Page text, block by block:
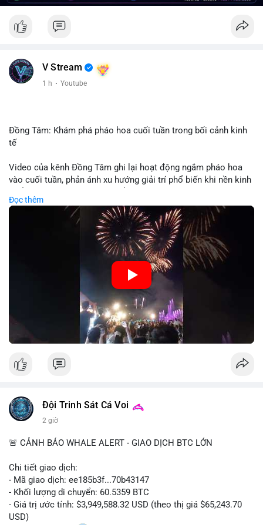
V Stream
1 h · Youtube
Đồng Tâm: Khám phá pháo hoa cuối tuần trong bối cảnh kinh
tế
Video của kênh Đồng Tâm ghi lại hoạt động ngắm pháo hoa
vào cuối tuần, phản ánh xu hướng giải trí phổ biến khi nền kinh
trải nghiệm hơn là đầu tư vào tài sản vật chất. Trong bối cảnh
lãi suất ổn định và thị trường crypto ổn định, hoạt động giải trí
như vậy thường tăng trưởng khi người dân có khả năng chi
tiêu. Tuy nhiên, sự ưu tiên giải trí có thể ảnh hưởng đến tỷ lệ
tiết kiệm hoặc đầu tư vào crypto nếu người tiêu dùng chuyển
🎥 Xem video trực tiếp tại:
Nguồn: Đồng Tâm
Đọc thêm
Đội Trinh Sát Cá Voi
2 giờ
🚨 CẢNH BÁO WHALE ALERT - GIAO DỊCH BTC LỚN
Chi tiết giao dịch:
- Mã giao dịch: ee185b3f...70b43147
- Khối lượng di chuyển: 60.5359 BTC
- Giá trị ước tính: $3,949,588.32 USD (theo thị giá $65,243.70
USD)